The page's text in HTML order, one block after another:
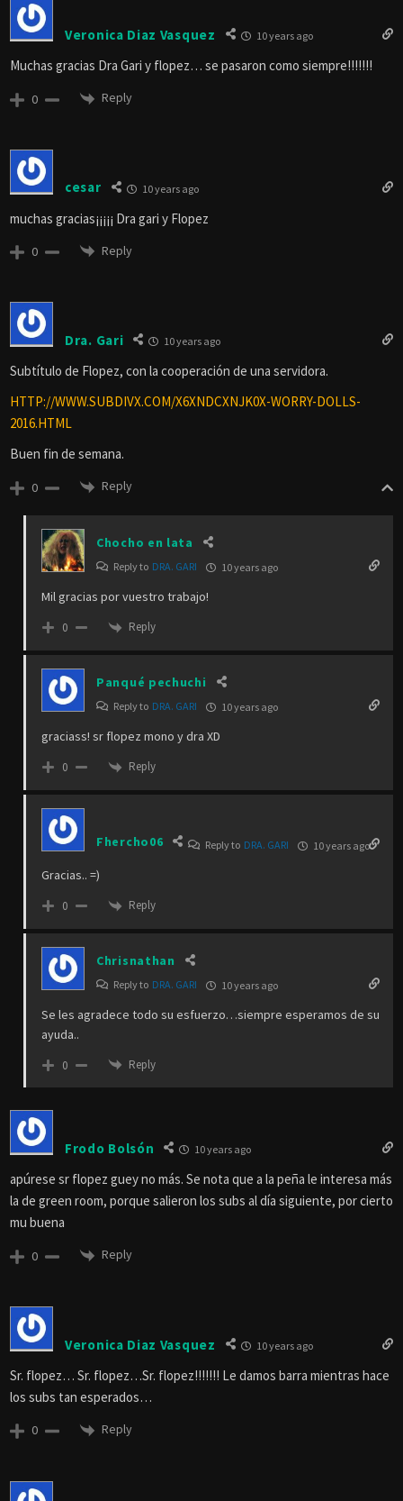
Veronica Diaz Vasquez 10 years ago
Muchas gracias Dra Gari y flopez… se pasaron como siempre!!!!!!!
0 Reply
cesar 10 years ago
muchas gracias¡¡¡¡¡ Dra gari y Flopez
0 Reply
Dra. Gari 10 years ago
Subtítulo de Flopez, con la cooperación de una servidora.
HTTP://WWW.SUBDIVX.COM/X6XNDCXNJK0X-WORRY-DOLLS-
2016.HTML
Buen fin de semana.
0 Reply
Chocho en lata
Reply to DRA. GARI 10 years ago
Mil gracias por vuestro trabajo!
0 Reply
Panqué pechuchi
Reply to DRA. GARI 10 years ago
graciass! sr flopez mono y dra XD
0 Reply
Fhercho06 Reply to DRA. GARI 10 years ago
Gracias.. =)
0 Reply
Chrisnathan
Reply to DRA. GARI 10 years ago
Se les agradece todo su esfuerzo…siempre esperamos de su
ayuda..
0 Reply
Frodo Bolsón 10 years ago
apúrese sr flopez guey no más. Se nota que a la peña le interesa más
la de green room, porque salieron los subs al día siguiente, por cierto
mu buena
0 Reply
Veronica Diaz Vasquez 10 years ago
Sr. flopez… Sr. flopez…Sr. flopez!!!!!!! Le damos barra mientras hace
los subs tan esperados…
0 Reply